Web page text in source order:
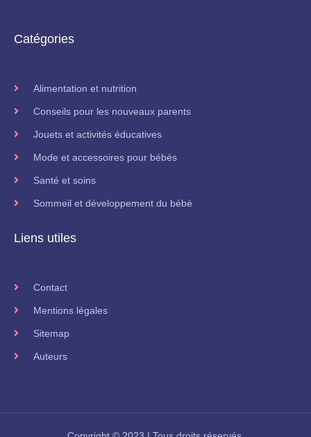
Catégories
Alimentation et nutrition
Conseils pour les nouveaux parents
Jouets et activités éducatives
Mode et accessoires pour bébés
Santé et soins
Sommeil et développement du bébé
Liens utiles
Contact
Mentions légales
Sitemap
Auteurs